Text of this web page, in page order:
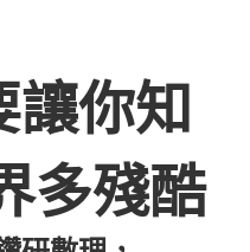
讓你知
多殘酷